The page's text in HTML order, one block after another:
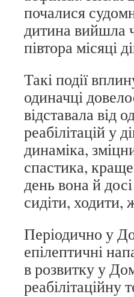
почалися
дитина вийшла
півтора місяці
Такі події
одиначці
відставала від
реабілітацій у
динаміка,
спастика,
день вона й
сидіти, ходити,
Періодично у
епілептичні
в розвитку у
реабілітаційну